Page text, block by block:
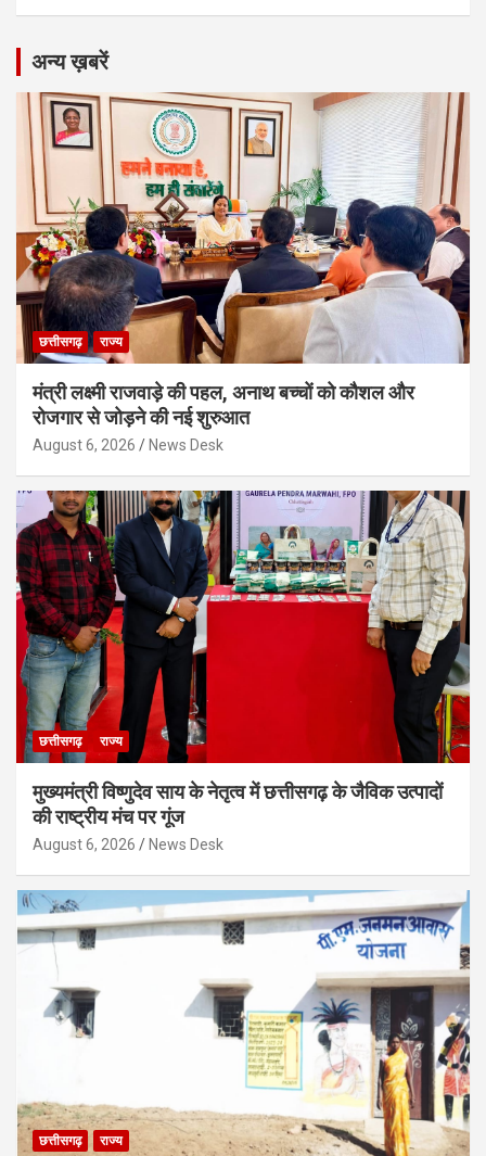
अन्य ख़बरें
छत्तीसगढ़ राज्य
मंत्री लक्ष्मी राजवाड़े की पहल, अनाथ बच्चों को कौशल और
रोजगार से जोड़ने की नई शुरुआत
August 6, 2026 News Desk
छत्तीसगढ़ राज्य
मुख्यमंत्री विष्णुदेव साय के नेतृत्व में छत्तीसगढ़ के जैविक उत्पादों
की राष्ट्रीय मंच पर गूंज
August 6, 2026 News Desk
छत्तीसगढ़ राज्य